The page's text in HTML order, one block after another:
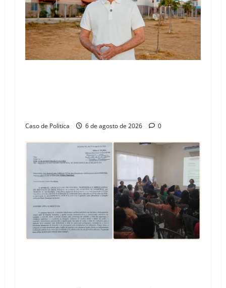
Caso de Politica 6 de agosto de 2026 0